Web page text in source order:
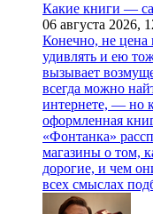
Какие книги —
06 августа 2026,
Конечно, не
удивлять и ею
вызывает
всегда можно
интернете, — но
оформленная
«Фонтанка»
магазины о том,
дорогие, и чем
всех смыслах